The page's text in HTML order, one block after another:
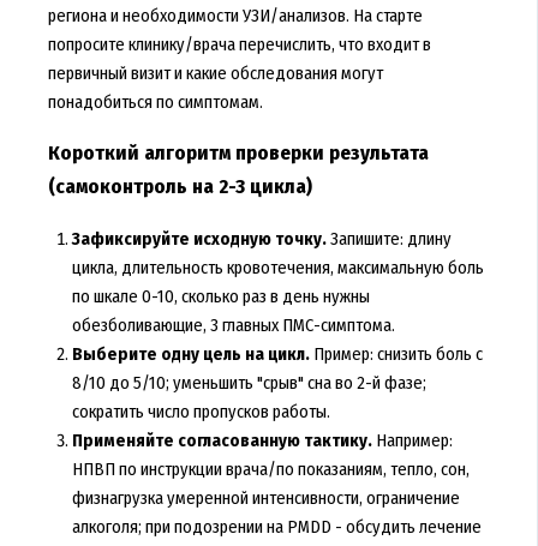
региона и необходимости УЗИ/анализов. На старте
попросите клинику/врача перечислить, что входит в
первичный визит и какие обследования могут
понадобиться по симптомам.
Короткий алгоритм проверки результата
(самоконтроль на 2-3 цикла)
Зафиксируйте исходную точку.Запишите: длину
цикла, длительность кровотечения, максимальную боль
по шкале 0-10, сколько раз в день нужны
обезболивающие, 3 главных ПМС-симптома.
Выберите одну цель на цикл.Пример: снизить боль с
8/10 до 5/10; уменьшить "срыв" сна во 2-й фазе;
сократить число пропусков работы.
Применяйте согласованную тактику.Например:
НПВП по инструкции врача/по показаниям, тепло, сон,
физнагрузка умеренной интенсивности, ограничение
алкоголя; при подозрении на PMDD - обсудить лечение